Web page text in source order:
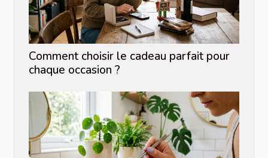
Comment choisir le cadeau parfait pour
chaque occasion ?